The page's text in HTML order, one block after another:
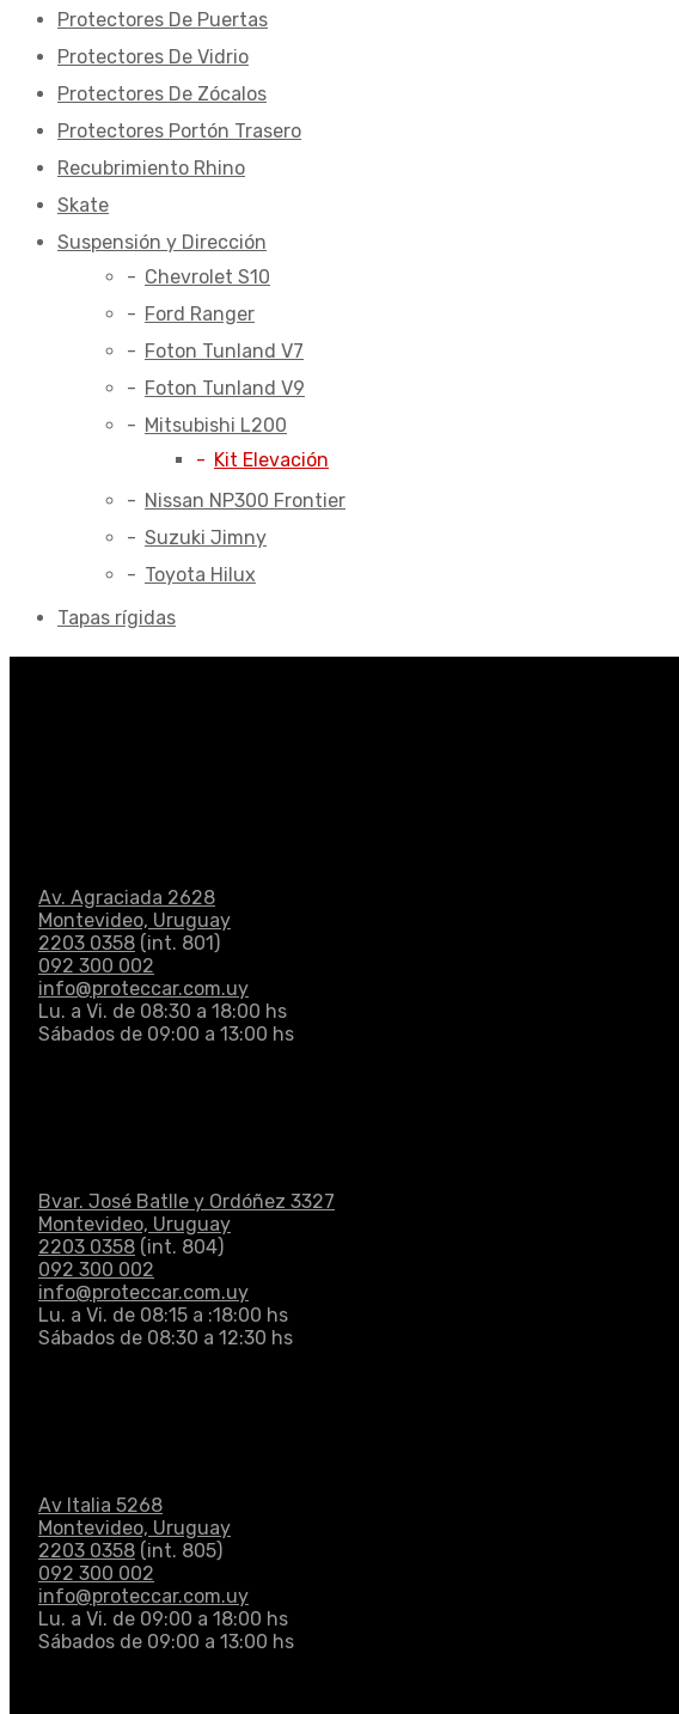
Protectores De Puertas
Protectores De Vidrio
Protectores De Zócalos
Protectores Portón Trasero
Recubrimiento Rhino
Skate
Suspensión y Dirección
Chevrolet S10
Ford Ranger
Foton Tunland V7
Foton Tunland V9
Mitsubishi L200
Kit Elevación
Nissan NP300 Frontier
Suzuki Jimny
Toyota Hilux
Tapas rígidas
Av. Agraciada 2628
Montevideo, Uruguay
2203 0358 (int. 801)
092 300 002
info@proteccar.com.uy
Lu. a Vi. de 08:30 a 18:00 hs
Sábados de 09:00 a 13:00 hs
Bvar. José Batlle y Ordóñez 3327
Montevideo, Uruguay
2203 0358 (int. 804)
092 300 002
info@proteccar.com.uy
Lu. a Vi. de 08:15 a :18:00 hs
Sábados de 08:30 a 12:30 hs
Av Italia 5268
Montevideo, Uruguay
2203 0358 (int. 805)
092 300 002
info@proteccar.com.uy
Lu. a Vi. de 09:00 a 18:00 hs
Sábados de 09:00 a 13:00 hs